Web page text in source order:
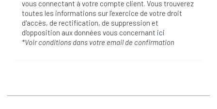
vous connectant à votre compte client. Vous trouverez
toutes les informations sur l’exercice de votre droit
d'accès, de rectification, de suppression et
d'opposition aux données vous concernant ici
*Voir conditions dans votre email de confirmation